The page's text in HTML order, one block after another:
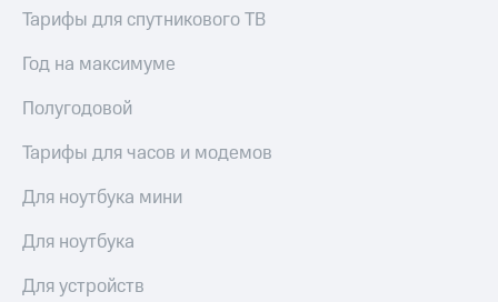
приложения
Инвестиции
Получайте
онлайн
полисов
Скидка 30%
пополнения
Скидка
на связь
Тарифы
РИИЛ
дешевле
с карты
Тарифы для спутникового ТВ
Год на максимуме
Полугодовой
Тарифы для часов и модемов
Для ноутбука мини
Для ноутбука
Для устройств